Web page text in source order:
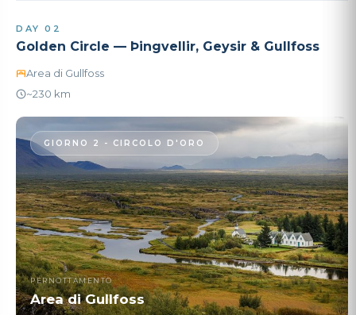
DAY 02
Golden Circle — Þingvellir, Geysir & Gullfoss
Area di Gullfoss
~230 km
GIORNO 2 - CIRCOLO D'ORO
PERNOTTAMENTO
Area di Gullfoss